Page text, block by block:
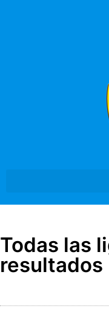
Todas las
resultados